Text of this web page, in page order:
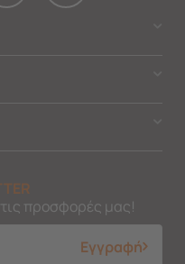
προσφορές μας!
Εγγραφή